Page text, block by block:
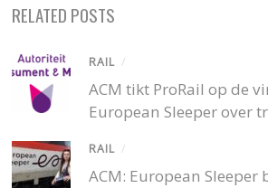
RELATED POSTS
RAIL /
ACM tikt ProRail op de
European Sleeper over
RAIL /
ACM: European